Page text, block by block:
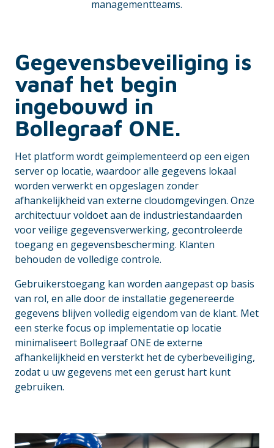
managementteams.
Gegevensbeveiliging is
vanaf het begin
ingebouwd in
Bollegraaf ONE.
Het platform wordt geïmplementeerd op een eigen
server op locatie, waardoor alle gegevens lokaal
worden verwerkt en opgeslagen zonder
afhankelijkheid van externe cloudomgevingen. Onze
architectuur voldoet aan de industriestandaarden
voor veilige gegevensverwerking, gecontroleerde
toegang en gegevensbescherming. Klanten
behouden de volledige controle.
Gebruikerstoegang kan worden aangepast op basis
van rol, en alle door de installatie gegenereerde
gegevens blijven volledig eigendom van de klant. Met
een sterke focus op implementatie op locatie
minimaliseert Bollegraaf ONE de externe
afhankelijkheid en versterkt het de cyberbeveiliging,
zodat u uw gegevens met een gerust hart kunt
gebruiken.